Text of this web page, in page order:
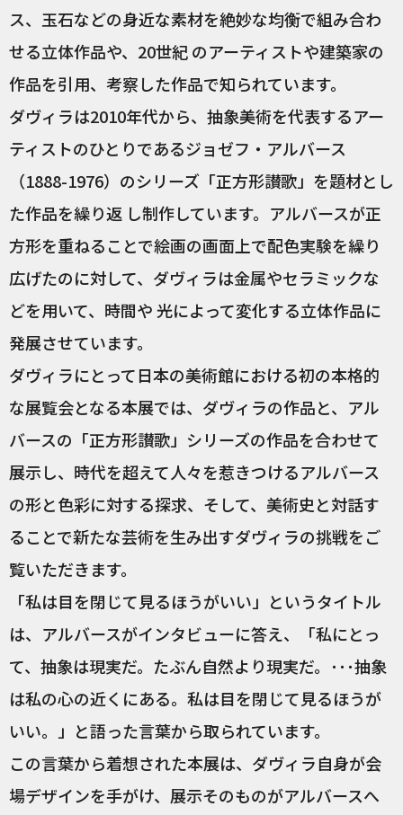
ス、玉石などの身近な素材を絶妙な均衡で組み合わ
せる立体作品や、20世紀 のアーティストや建築家の
作品を引用、考察した作品で知られています。
ダヴィラは2010年代から、抽象美術を代表するアー
ティストのひとりであるジョゼフ・アルバース
（1888-1976）のシリーズ「正方形讃歌」を題材とし
た作品を繰り返 し制作しています。アルバースが正
方形を重ねることで絵画の画面上で配色実験を繰り
広げたのに対して、ダヴィラは金属やセラミックな
どを用いて、時間や 光によって変化する立体作品に
発展させています。
ダヴィラにとって日本の美術館における初の本格的
な展覧会となる本展では、ダヴィラの作品と、アル
バースの「正方形讃歌」シリーズの作品を合わせて
展示し、時代を超えて人々を惹きつけるアルバース
の形と色彩に対する探求、そして、美術史と対話す
ることで新たな芸術を生み出すダヴィラの挑戦をご
覧いただきます。
「私は目を閉じて見るほうがいい」というタイトル
は、アルバースがインタビューに答え、「私にとっ
て、抽象は現実だ。たぶん自然より現実だ。･･･抽象
は私の心の近くにある。私は目を閉じて見るほうが
いい。」と語った言葉から取られています。
この言葉から着想された本展は、ダヴィラ自身が会
場デザインを手がけ、展示そのものがアルバースへ